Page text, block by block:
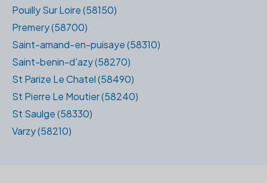
Pouilly Sur Loire (58150)
Premery (58700)
Saint-amand-en-puisaye (58310)
Saint-benin-d'azy (58270)
St Parize Le Chatel (58490)
St Pierre Le Moutier (58240)
St Saulge (58330)
Varzy (58210)